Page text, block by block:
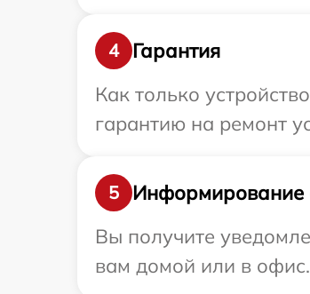
4
Гарантия
Как только
гарантию на ремонт
5
Информирование
Вы получите
вам домой или в офис.